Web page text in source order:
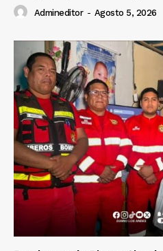
Admineditor - Agosto 5, 2026